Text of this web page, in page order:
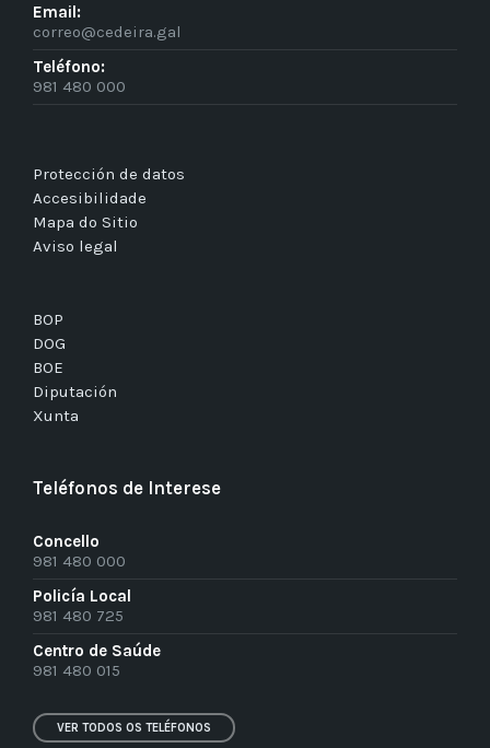
Email:
correo@cedeira.gal
Teléfono:
981 480 000
Protección de datos
Accesibilidade
Mapa do Sitio
Aviso legal
BOP
DOG
BOE
Diputación
Xunta
Teléfonos de Interese
Concello
981 480 000
Policía Local
981 480 725
Centro de Saúde
981 480 015
VER TODOS OS TELÉFONOS